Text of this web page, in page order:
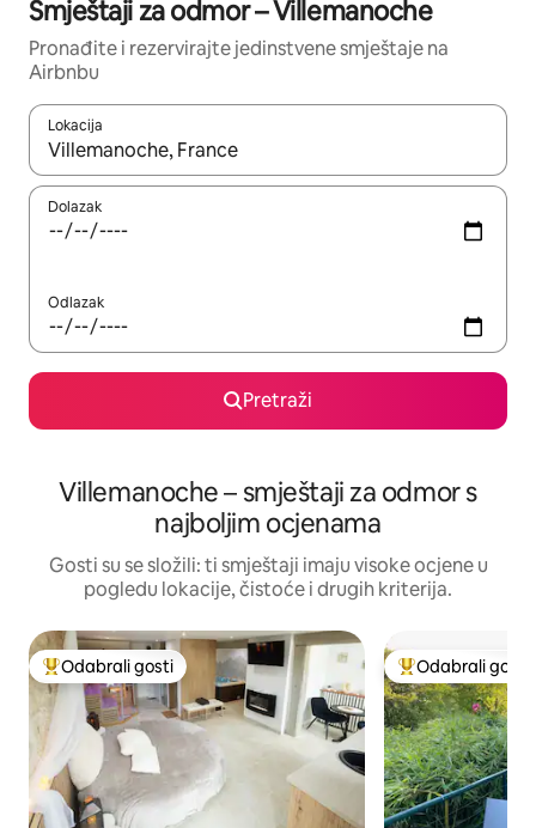
Smještaji za odmor – Villemanoche
Pronađite i rezervirajte jedinstvene smještaje na
Airbnbu
Lokacija
Kada budu dostupni rezultati, moći ćete ih pregledati
Dolazak
Odlazak
Pretraži
Villemanoche – smještaji za odmor s
najboljim ocjenama
Gosti su se složili: ti smještaji imaju visoke ocjene u
pogledu lokacije, čistoće i drugih kriterija.
Među najviše rangiranima s oznakom „Odabrali gosti”
Odabrali gosti Među najviše
Odabrali gosti